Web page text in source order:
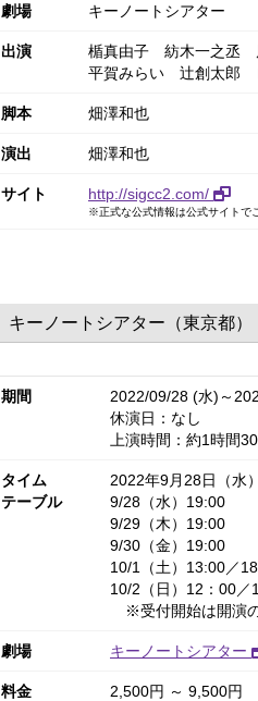
劇場 キーノートシアター
出演 楯真由子 紡木一之丞
平賀みらい
辻創太郎
脚本 畑澤和也
演出 畑澤和也
サイト http://sigcc2.com/
※正式な公式情報は公式サイトで
キーノートシアター（東京都）
期間
2022/09/28 (水)～
休演日：なし
上演時間：約1時間
タイム
テーブル
2022年9月28日（水
9/28（水）19:00
9/29（木）19:00
9/30（金）19:00
10/1（土）13:00／
10/2（日）12：00
※受付開始は開演の
劇場 キーノートシアター
料金
2,500円 ～ 9,500円